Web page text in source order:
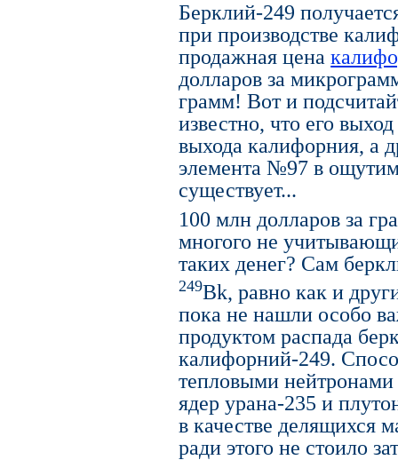
Берклий-249
при производстве
продажная цена
долларов за
грамм! Вот и
известно, что его
выхода калифорния, а
элемента №97 в
существует...
100 млн долларов за
многого не
таких денег? Сам
249Bk, равно как и
пока не нашли особо
продуктом распада
калифорний-249.
тепловыми
ядер урана-235 и
в качестве делящихся
ради этого не стоило